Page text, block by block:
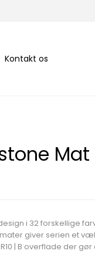
Kontakt os
i 32 forskellige
giver serien et
| B overflade der